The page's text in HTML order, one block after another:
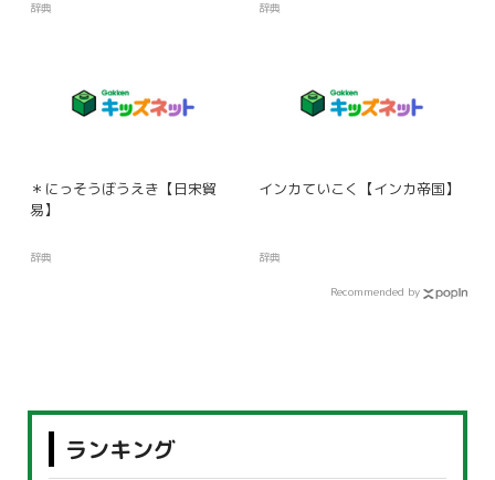
辞典 辞典
＊にっそうぼうえき【日宋貿
易】
辞典
インカていこく【インカ帝国】
辞典
Recommended by
ランキング